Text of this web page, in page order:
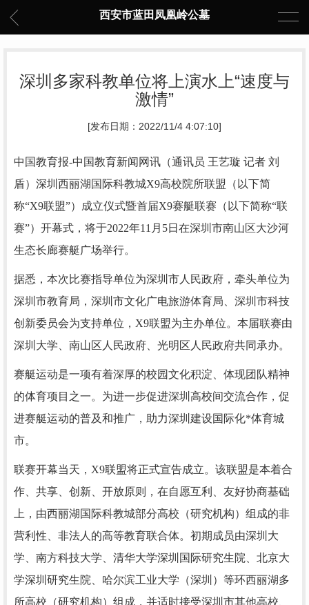
西安市蓝田凤凰岭公墓
深圳多家科教单位将上演水上“速度与
激情”
[发布日期：2022/11/4 4:07:10]
中国教育报-中国教育新闻网讯（通讯员 王艺璇 记者 刘
盾） 深圳西丽湖国际科教城X9高校院所联盟（以下简
称“X9联盟”）成立仪式暨首届X9赛艇联赛（以下简称“联
赛”）开幕式，将于2022年11月5日在深圳市南山区大沙河
生态长廊赛艇广场举行。
据悉，本次比赛指导单位为深圳市人民政府，牵头单位为
深圳市教育局，深圳市文化广电旅游体育局、深圳市科技
创新委员会为支持单位，X9联盟为主办单位。本届联赛由
深圳大学、南山区人民政府、光明区人民政府共同承办。
赛艇运动是一项有着深厚的校园文化积淀、体现团队精神
的体育项目之一。为进一步促进深圳高校间交流合作，促
进赛艇运动的普及和推广，助力深圳建设国际化*体育城
市。
联赛开幕当天，X9联盟将正式宣告成立。该联盟是本着合
作、共享、创新、开放原则，在自愿互利、友好协商基础
上，由西丽湖国际科教城部分高校（研究机构）组成的非
营利性、非法人的高等教育联合体。初期成员由深圳大
学、南方科技大学、清华大学深圳国际研究生院、北京大
学深圳研究生院、哈尔滨工业大学（深圳）等环西丽湖多
所高校（研究机构）组成，并适时接受深圳市其他高校、